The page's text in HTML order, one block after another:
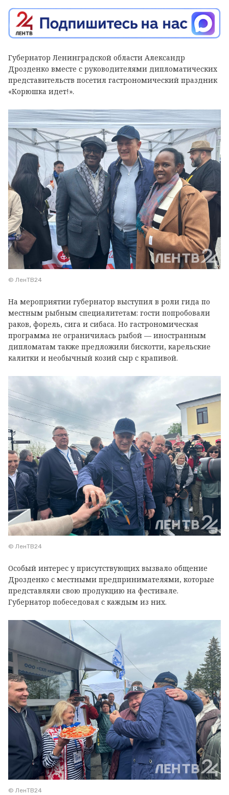
Губернатор Ленинградской области Александр
Дрозденко вместе с руководителями дипломатических
представительств посетил гастрономический праздник
«Корюшка идет!».
© ЛенТВ24
На мероприятии губернатор выступил в роли гида по
местным рыбным специалитетам: гости попробовали
раков, форель, сига и сибаса. Но гастрономическая
программа не ограничилась рыбой — иностранным
дипломатам также предложили бискотти, карельские
калитки и необычный козий сыр с крапивой.
© ЛенТВ24
Особый интерес у присутствующих вызвало общение
Дрозденко с местными предпринимателями, которые
представляли свою продукцию на фестивале.
Губернатор побеседовал с каждым из них.
© ЛенТВ24